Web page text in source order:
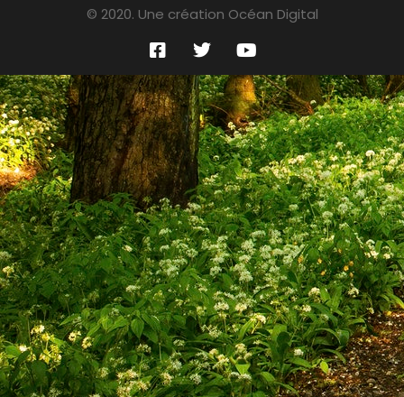
© 2020. Une création Océan Digital